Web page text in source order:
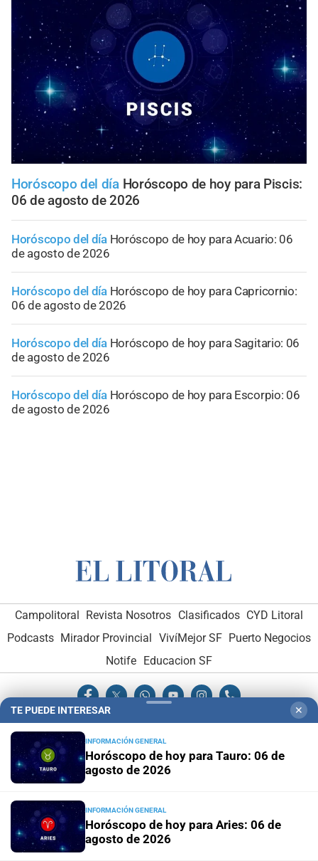
Horóscopo del día Horóscopo de hoy para Piscis:
06 de agosto de 2026
Horóscopo del día Horóscopo de hoy para Acuario: 06
de agosto de 2026
Horóscopo del día Horóscopo de hoy para Capricornio:
06 de agosto de 2026
Horóscopo del día Horóscopo de hoy para Sagitario: 06
de agosto de 2026
Horóscopo del día Horóscopo de hoy para Escorpio: 06
de agosto de 2026
Campolitoral Revista Nosotros Clasificados CYD Litoral
Podcasts Mirador Provincial VivíMejor SF Puerto Negocios
Notife
Educacion SF
Hemeroteca Digital (1930-1979)
Opcionales con El Litoral
TE PUEDE INTERESAR ✕
INFORMACIÓN GENERAL
Horóscopo de hoy para Tauro: 06 de
agosto de 2026
INFORMACIÓN GENERAL
Horóscopo de hoy para Aries: 06 de
agosto de 2026